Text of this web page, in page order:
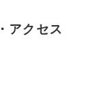
アクセス